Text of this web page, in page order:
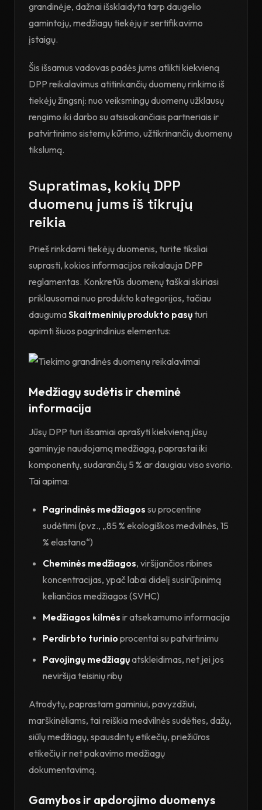
grandinėje, dažnai išsklaidyta tarp daugelio
gamintojų, medžiagų tiekėjų ir sertifikavimo
įstaigų.
Šis išsamus vadovas padės jums atlikti kiekvieną
DPP reikalavimus atitinkančių duomenų rinkimo iš
tiekėjų žingsnį: nuo veiksmingų duomenų užklausų
rengimo iki darbo su atsisakančiais partneriais ir
patvirtinimo sistemų kūrimo, užtikrinančių duomenų
tikslumą.
Supratimas, kokių DPP
duomenų jums iš tikrųjų
reikia
Prieš rinkdami tiekėjų duomenis, turite tiksliai
suprasti, kokios informacijos reikalauja DPP
reglamentas. Konkretūs duomenų taškai skiriasi
priklausomai nuo produkto kategorijos, tačiau
daugumaSkaitmeninių produkto pasųturi
apimti šiuos pagrindinius elementus:
Medžiagų sudėtis ir cheminė
informacija
Jūsų DPP turi išsamiai aprašyti kiekvieną jūsų
gaminyje naudojamą medžiagą, paprastai iki
komponentų, sudarančių 5 % ar daugiau viso svorio.
Tai apima:
Pagrindinės medžiagos su procentine
sudėtimi (pvz., „85 % ekologiškos medvilnės, 15
% elastano“)
Cheminės medžiagos, viršijančios ribines
koncentracijas, ypač labai didelį susirūpinimą
keliančios medžiagos (SVHC)
Medžiagos kilmės ir atsekamumo informacija
Perdirbto turinio procentai su patvirtinimu
Pavojingų medžiagųatskleidimas, net jei jos
neviršija teisinių ribų
Atrodytų, paprastam gaminiui, pavyzdžiui,
marškinėliams, tai reiškia medvilnės sudėties, dažų,
siūlų medžiagų, spausdintų etikečių, priežiūros
etikečių ir net pakavimo medžiagų
dokumentavimą.
Gamybos ir apdorojimo duomenys